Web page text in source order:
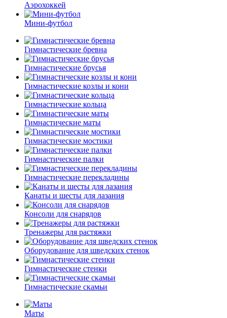
Аэрохоккей
Мини-футбол
Гимнастические бревна
Гимнастические брусья
Гимнастические козлы и кони
Гимнастические кольца
Гимнастические маты
Гимнастические мостики
Гимнастические палки
Гимнастические перекладины
Канаты и шесты для лазания
Консоли для снарядов
Тренажеры для растяжки
Оборудование для шведских стенок
Гимнастические стенки
Гимнастические скамьи
Маты